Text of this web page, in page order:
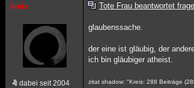
kreis
dabei seit 2004
Tote Frau beantwortet
glaubenssache.
der eine ist gläubig, der
ich bin gläubiger atheist.
zitat shadow: "Kreis: 288 Beiträge